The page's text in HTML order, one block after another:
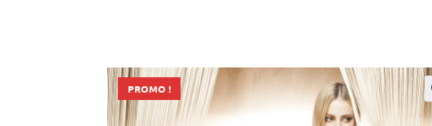
PROMO !